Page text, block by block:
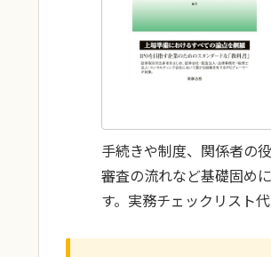
手続きや制度、関係者の
審査の流れなど基礎固め
す。実務チェックリスト代